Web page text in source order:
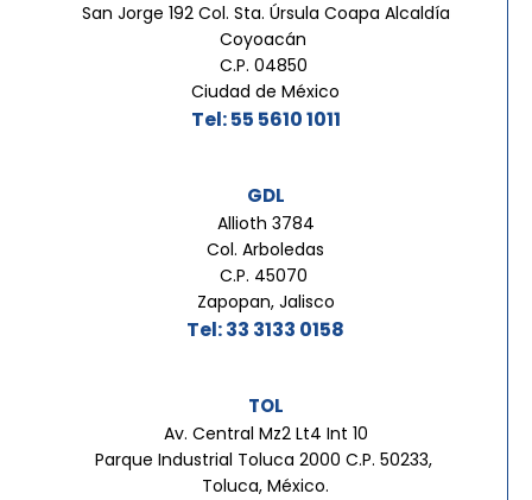
San Jorge 192 Col. Sta. Úrsula Coapa Alcaldía
Coyoacán
C.P. 04850
Ciudad de México
Tel: 55 5610 1011
GDL
Allioth 3784
Col. Arboledas
C.P. 45070
Zapopan, Jalisco
Tel: 33 3133 0158
TOL
Av. Central Mz2 Lt4 Int 10
Parque Industrial Toluca 2000 C.P. 50233,
Toluca, México.